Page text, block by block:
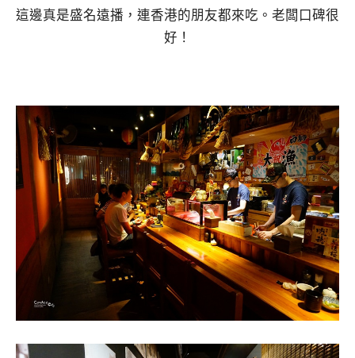
這邊真是盛名遠播，連香港的朋友都來吃。老闆口碑很
好！